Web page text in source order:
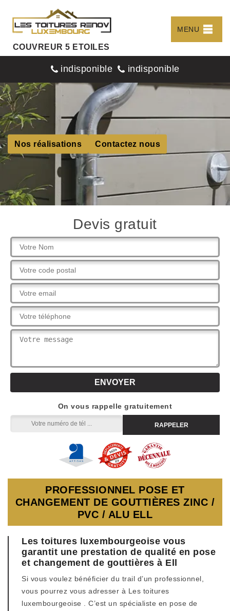
COUVREUR 5 ETOILES
MENU
indisponible indisponible
Nos réalisations Contactez nous
Devis gratuit
On vous rappelle gratuitement
PROFESSIONNEL POSE ET
CHANGEMENT DE GOUTTIÈRES ZINC /
PVC / ALU ELL
Les toitures luxembourgeoise vous
garantit une prestation de qualité en pose
et changement de gouttières à Ell
Si vous voulez bénéficier du trail d’un professionnel,
vous pourrez vous adresser à Les toitures
luxembourgeoise . C’est un spécialiste en pose de